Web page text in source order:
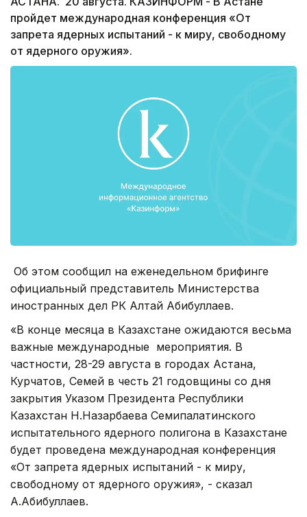
пройдет международная конференция «От
запрета ядерных испытаний - к миру, свободному
от ядерного оружия».
Об этом сообщил на еженедельном брифинге
официальный представитель Министерства
иностранных дел РК Алтай Абибуллаев.
«В конце месяца в Казахстане ожидаются весьма
важные международные мероприятия. В
частности, 28-29 августа в городах Астана,
Курчатов, Семей в честь 21 годовщины со дня
закрытия Указом Президента Республики
Казахстан Н.Назарбаева Семипалатинского
испытательного ядерного полигона в Казахстане
будет проведена международная конференция
«От запрета ядерных испытаний - к миру,
свободному от ядерного оружия», - сказал
А.Абибуллаев.